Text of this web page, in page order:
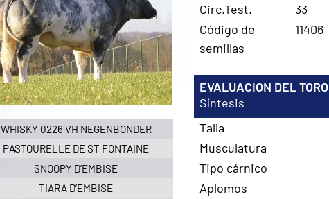
WHISKY 0226 VH NEGENBONDER
PASTOURELLE DE ST FONTAINE
SNOOPY D’EMBISE
TIARA D’EMBISE
Circ.Test.
33
Código de
semillas
11406
EVALUACION DEL TORO
Síntesis
Talla
Musculatura
Tipo cárnico
Aplomos